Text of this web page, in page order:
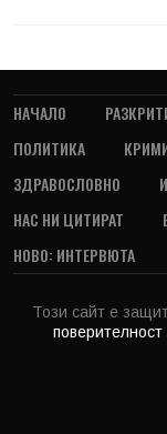
НАЧАЛО
ПОЛИТИКА
ЗДРАВОСЛОВНО
НАС НИ ЦИТИРАТ
НОВО: ИНТЕРВЮТА
Този сайт е
поверителност